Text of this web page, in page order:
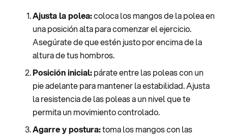
Ajusta la polea:coloca los mangos de la polea en
una posición alta para comenzar el ejercicio.
Asegúrate de que estén justo por encima de la
altura de tus hombros.
Posición inicial:párate entre las poleas con un
pie adelante para mantener la estabilidad. Ajusta
la resistencia de las poleas a un nivel que te
permita un movimiento controlado.
Agarre y postura:toma los mangos con las